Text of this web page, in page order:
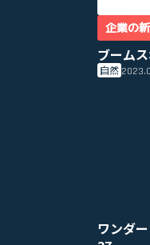
企業の
ブーム
自然
ワンダ